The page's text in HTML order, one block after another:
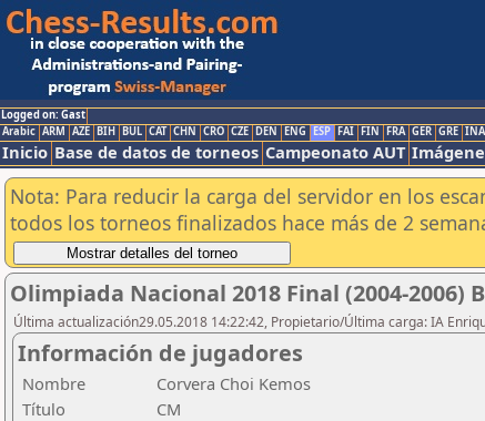
Logged on: Gast
Arabic ARM AZE BIH BUL CAT CHN CRO CZE DEN ENG ESP FAI FIN FRA GER GRE INA
Inicio Base de datos de torneos Campeonato AUT
Nota: Para reducir la carga del servidor en los
todos los torneos finalizados hace más de 2
Olimpiada Nacional 2018 Final (2004-2006)
Última actualización29.05.2018 14:22:42, Propietario/Última carga: IA
Información de jugadores
Nombre
Corvera Choi Kemos
Título
CM